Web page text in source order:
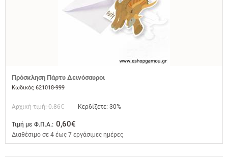
Πρόσκληση Πάρτυ Δεινόσαυροι
Κωδικός 621018-999
Αρχική τιμή: 0.86€ Κερδίζετε: 30%
Τιμή με Φ.Π.Α.: 0,60€
Διαθέσιμο σε 4 έως 7 εργάσιμες ημέρες